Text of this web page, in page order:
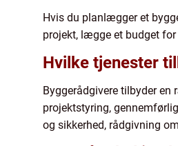
Hvis du planlægger et
projekt, lægge et budget for
Hvilke tjenester
Byggerådgivere tilbyder
projektstyring,
og sikkerhed, rådgivning